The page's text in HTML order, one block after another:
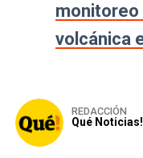
monitoreo
volcánica
REDACCIÓN
Qué Noticias!